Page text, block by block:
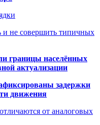
и не совершить типичных
границы населённых
актуализации
задержки
движения
от аналоговых